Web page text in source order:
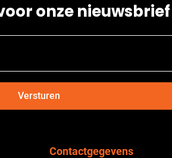
onze nieuwsbrief
Versturen
Contactgegevens